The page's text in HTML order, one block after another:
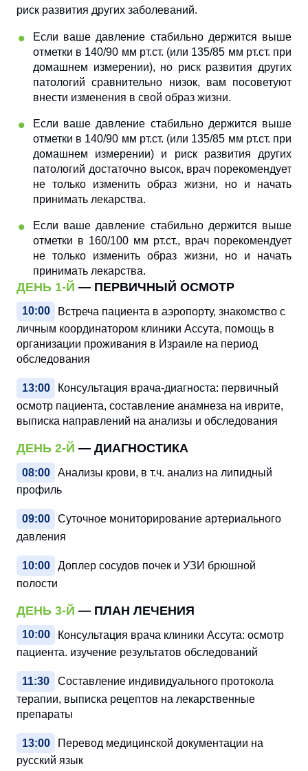
риск развития других заболеваний.
Если ваше давление стабильно держится выше
отметки в 140/90 мм рт.ст. (или 135/85 мм рт.ст. при
домашнем измерении), но риск развития других
патологий сравнительно низок, вам посоветуют
внести изменения в свой образ жизни.
Если ваше давление стабильно держится выше
отметки в 140/90 мм рт.ст. (или 135/85 мм рт.ст. при
домашнем измерении) и риск развития других
патологий достаточно высок, врач порекомендует
не только изменить образ жизни, но и начать
принимать лекарства.
Если ваше давление стабильно держится выше
отметки в 160/100 мм рт.ст., врач порекомендует
не только изменить образ жизни, но и начать
принимать лекарства.
ДЕНЬ 1-Й — ПЕРВИЧНЫЙ ОСМОТР
10:00
Встреча пациента в аэропорту, знакомство с
личным координатором клиники Ассута, помощь в
организации проживания в Израиле на период
обследования
13:00
Консультация врача-диагноста: первичный
осмотр пациента, составление анамнеза на иврите,
выписка направлений на анализы и обследования
ДЕНЬ 2-Й — ДИАГНОСТИКА
08:00
Анализы крови, в т.ч. анализ на липидный
профиль
09:00
Суточное мониторирование артериального
давления
10:00
Доплер сосудов почек и УЗИ брюшной
полости
ДЕНЬ 3-Й — ПЛАН ЛЕЧЕНИЯ
10:00
Консультация врача клиники Ассута: осмотр
пациента. изучение результатов обследований
11:30
Составление индивидуального протокола
терапии, выписка рецептов на лекарственные
препараты
13:00
Перевод медицинской документации на
русский язык